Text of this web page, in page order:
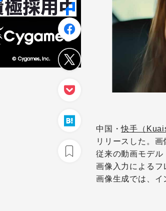
中国・快手（
リリースした。
従来の動画モデ
画像入力によるフ
画像生成では、イ